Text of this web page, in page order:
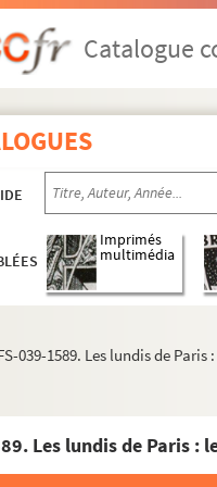
Catalogue
Imprimés
multimédia
039-1589. Les lundis de
Les lundis de Paris :
scène
1583. Les grands types
avec bourgeois (1993 ;